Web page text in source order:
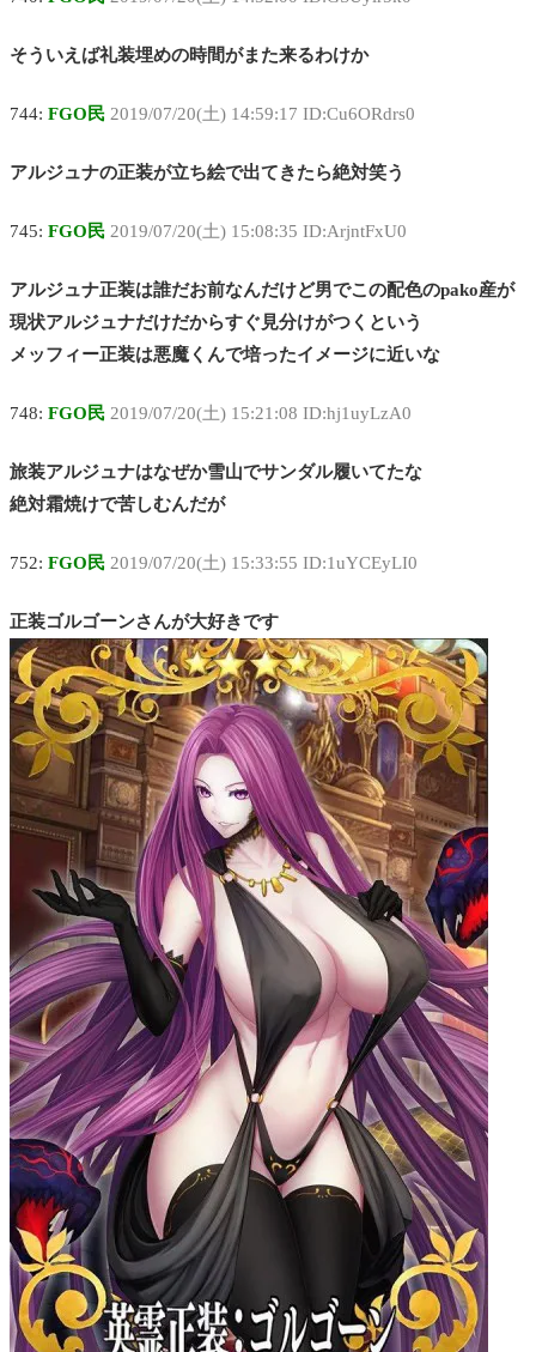
そういえば礼装埋めの時間がまた来るわけか
744: FGO民 2019/07/20(土) 14:59:17 ID:Cu6ORdrs0
アルジュナの正装が立ち絵で出てきたら絶対笑う
745: FGO民 2019/07/20(土) 15:08:35 ID:ArjntFxU0
アルジュナ正装は誰だお前なんだけど男でこの配色のpako産が
現状アルジュナだけだからすぐ見分けがつくという
メッフィー正装は悪魔くんで培ったイメージに近いな
748: FGO民 2019/07/20(土) 15:21:08 ID:hj1uyLzA0
旅装アルジュナはなぜか雪山でサンダル履いてたな
絶対霜焼けで苦しむんだが
752: FGO民 2019/07/20(土) 15:33:55 ID:1uYCEyLI0
正装ゴルゴーンさんが大好きです